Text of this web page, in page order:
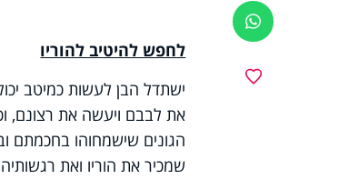
ווטסאפ
לחפש להיטיב להוריו
ישתדל הבן לעשות כמיטב
את לבבם ויעשה את רצונם,
הגונים שישמחוהו בחכמתם
שמכיר את הוריו ואת